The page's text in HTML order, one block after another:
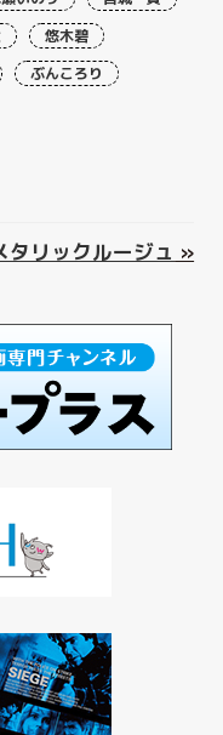
悠木碧
ぶんころり
タリックルージュ »